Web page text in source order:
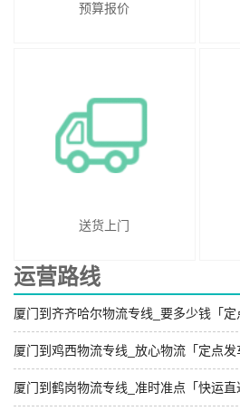
预算报价
送货上门
运营路线
厦门到齐齐哈尔物流专线_要多少钱「定
厦门到鸡西物流专线_放心物流「定点发
厦门到鹤岗物流专线_准时准点「快运直